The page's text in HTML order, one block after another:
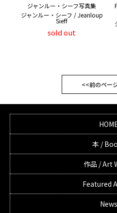
ジャンルー・シーフ写真集
ジャンルー・シーフ / Jeanloup
Sieff
sold out
<<前のペー
本 /
作品 / Art
Featured
News